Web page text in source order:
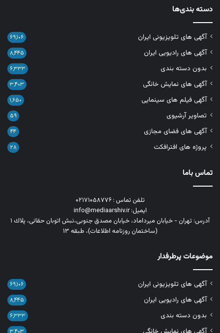
دسته بندی‌ها
آگهی های تلویزیونی ایران ۶۹,۱۰۶
آگهی های رادیویی ایران ۸,۴۴۵
بدون دسته بندی ۶,۳۳۳
آگهی های نمایش خانگی ۳,۴۰۳
آگهی فیلم های سینمایی ۱,۶۵۰
تصاویر آرشیوی ۵۹
آگهی های فضای مجازی ۴۴
پروژه های افترافکت ۲۸
تماس باما
تلفن تماس : ۰۲۱۷۱۰۵۸۷۷۶
ایمیل: info@mediaarshiv.ir
آدرس: تهران - خیابان میرداماد، خیابان مصدق جنوبی،نبش اتوبان حقانی، پلاك ١
(ساختمان روزنامه اطلاعات)، طبقه ۱۳
موضوعات پرطرفدار
آگهی های تلویزیونی ایران ۶۹,۱۰۶
آگهی های رادیویی ایران ۸,۴۴۵
بدون دسته بندی ۶,۳۳۳